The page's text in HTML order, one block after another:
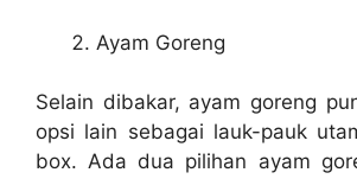
Ayam Goreng
Selain dibakar, ayam goreng
opsi lain sebagai lauk-pauk
box. Ada dua pilihan ayam